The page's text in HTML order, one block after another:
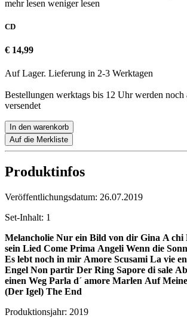
mehr lesen weniger lesen
CD
€ 14,99
Auf Lager. Lieferung in 2-3 Werktagen
Bestellungen werktags bis 12 Uhr werden noch
versendet
In den warenkorb
Auf die Merkliste
Produktinfos
Veröffentlichungsdatum: 26.07.2019
Set-Inhalt: 1
Melancholie Nur ein Bild von dir Gina A chi
sein Lied Come Prima Angeli Wenn die
Es lebt noch in mir Amore Scusami La vie
Engel Non partir Der Ring Sapore di sale
einen Weg Parla d´ amore Marlen Auf
(Der Igel) The End
Produktionsjahr: 2019